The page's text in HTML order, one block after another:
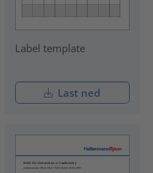
Label template
Last ned